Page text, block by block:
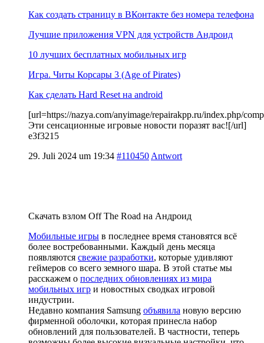
Как создать страницу в ВКонтакте без номера телефона
Лучшие приложения VPN для устройств Андроид
10 лучших бесплатных мобильных игр
Игра. Читы Корсары 3 (Age of Pirates)
Как сделать Hard Reset на android
[url=https://nazya.com/anyimage/repairakpp.ru/index.php/
Эти сенсационные игровые новости поразят вас![/url]
e3f3215
29. Juli 2024 um 19:34 #110450 Antwort
Скачать взлом Off The Road на Андроид
Мобильные игры в последнее время становятся всё
более востребованными. Каждый день месяца
появляются свежие разработки, которые удивляют
геймеров со всего земного шара. В этой статье мы
расскажем о последних обновлениях из мира
мобильных игр и новостных сводках игровой
индустрии.
Недавно компания Samsung объявила новую версию
фирменной оболочки, которая принесла набор
обновлений для пользователей. В частности, теперь